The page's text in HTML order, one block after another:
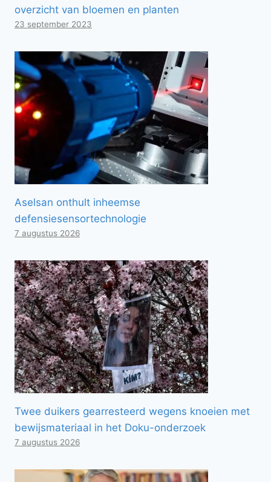
overzicht van bloemen en planten
23 september 2023
Aselsan onthult inheemse
defensiesensortechnologie
7 augustus 2026
Twee duikers gearresteerd wegens knoeien met
bewijsmateriaal in het Doku-onderzoek
7 augustus 2026